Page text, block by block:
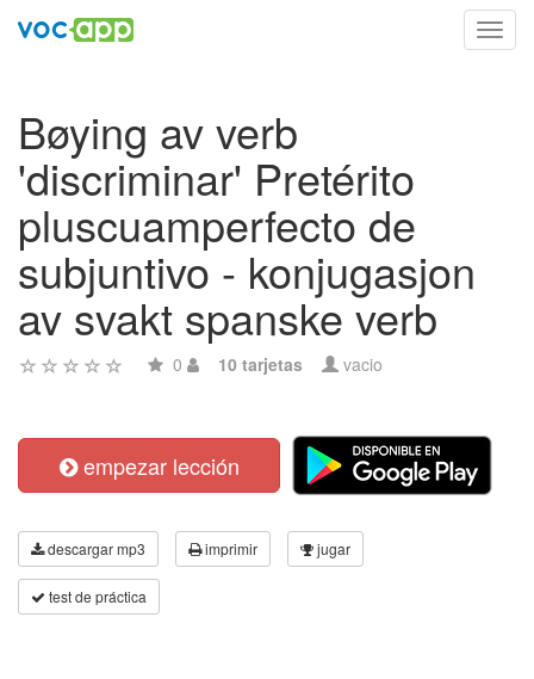
Bøying av verb
'discriminar' Pretérito
pluscuamperfecto de
subjuntivo - konjugasjon
av svakt spanske verb
0 10 tarjetas vacio
empezar lección
descargar mp3 imprimir jugar
test de práctica